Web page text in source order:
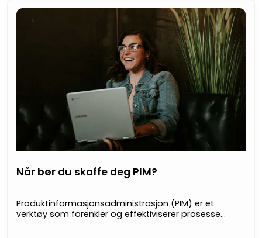
Når bør du skaffe deg PIM?
Produktinformasjonsadministrasjon (PIM) er et
verktøy som forenkler og effektiviserer prosessen